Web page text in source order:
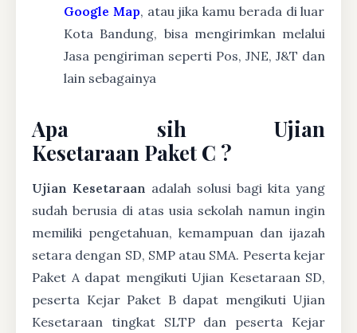
Google Map, atau jika kamu berada di luar
Kota Bandung, bisa mengirimkan melalui
Jasa pengiriman seperti Pos, JNE, J&T dan
lain sebagainya
Apa sih Ujian
Kesetaraan Paket C ?
Ujian Kesetaraan adalah solusi bagi kita yang
sudah berusia di atas usia sekolah namun ingin
memiliki pengetahuan, kemampuan dan ijazah
setara dengan SD, SMP atau SMA. Peserta kejar
Paket A dapat mengikuti Ujian Kesetaraan SD,
peserta Kejar Paket B dapat mengikuti Ujian
Kesetaraan tingkat SLTP dan peserta Kejar